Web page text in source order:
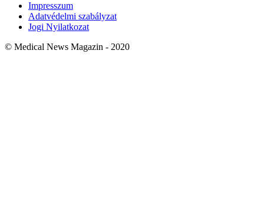
Impresszum
Adatvédelmi szabályzat
Jogi Nyilatkozat
© Medical News Magazin - 2020